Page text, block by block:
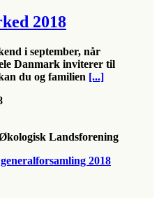
2018
i september, når
Danmark inviterer til
du og familien [...]
Landsforening